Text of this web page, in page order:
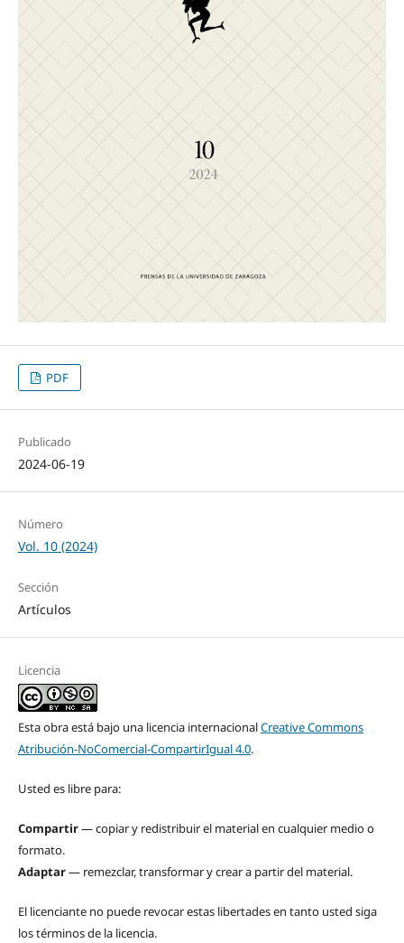
PDF
Publicado
2024-06-19
Número
Vol. 10 (2024)
Sección
Artículos
Licencia
Esta obra está bajo una licencia internacionalCreative Commons
Atribución-NoComercial-CompartirIgual 4.0.
Usted es libre para:
Compartir— copiar y redistribuir el material en cualquier medio o
formato.
Adaptar— remezclar, transformar y crear a partir del material.
El licenciante no puede revocar estas libertades en tanto usted siga
los términos de la licencia.